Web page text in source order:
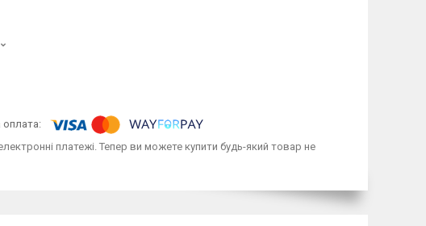
платежі. Тепер ви можете купити будь-який товар не